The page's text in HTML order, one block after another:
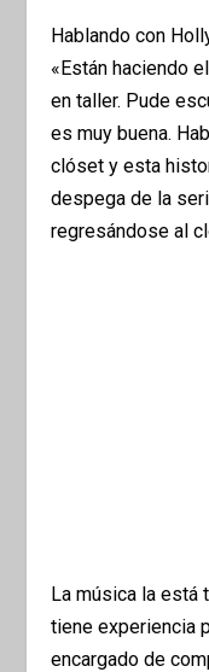
Hablando con
«Están haciendo
en taller. Pude
es muy buena.
clóset y esta
despega de la
regresándose al
La música la está
tiene experiencia
encargado de